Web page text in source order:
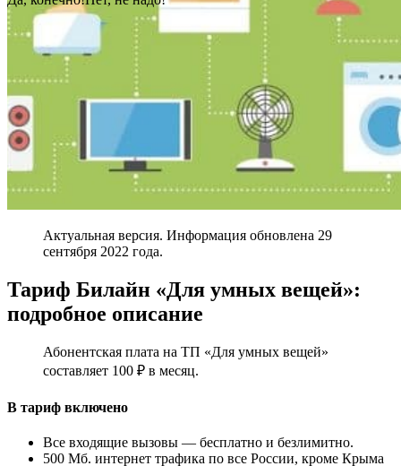
Актуальная версия. Информация обновлена 29
сентября 2022 года.
Тариф Билайн «Для умных вещей»:
подробное описание
Абонентская плата на ТП «Для умных вещей»
составляет 100 ₽ в месяц.
В тариф включено
Все входящие вызовы — бесплатно и безлимитно.
500 Мб. интернет трафика по все России, кроме Крыма